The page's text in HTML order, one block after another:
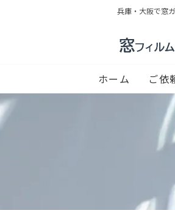
兵庫・大阪で窓
ホーム ご依